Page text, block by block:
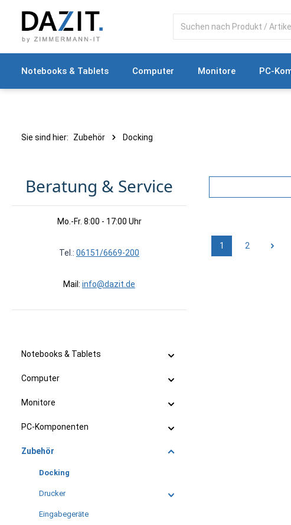
Zur Hauptnavigation springen
Notebooks & Tablets Computer Monitore PC-
Sie sind hier: Zubehör Docking
Beratung & Service
Mo.-Fr. 8:00 - 17:00 Uhr
Tel.: 06151/6669-200
Mail: info@dazit.de
Notebooks & Tablets
Computer
Monitore
PC-Komponenten
Zubehör
Docking
Drucker
Eingabegeräte
Seite
1
Seite
2